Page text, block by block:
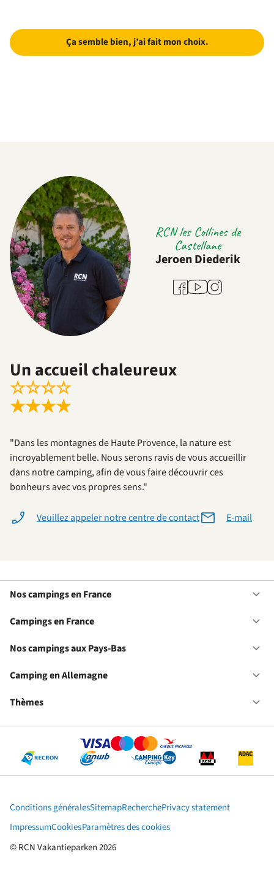
Ça semble bien, j’ai fait mon choix.
RCN les Collines de
Castellane
Jeroen Diederik
Facebook
YoutubeInstagram
Un accueil chaleureux
☆☆☆☆
★★★★
"Dans les montagnes de Haute Provence, la nature est
incroyablement belle. Nous serons ravis de vous accueillir
dans notre camping, afin de vous faire découvrir ces
bonheurs avec vos propres sens."
Veuillez appeler notre centre de contact E-mail
Nos campings en France
Campings en France
Nos campings aux Pays-Bas
Camping en Allemagne
Thèmes
© RCN Vakantieparken 2026
Conditions généralesSitemapRecherchePrivacy statement
ImpressumCookiesParamètres des cookies